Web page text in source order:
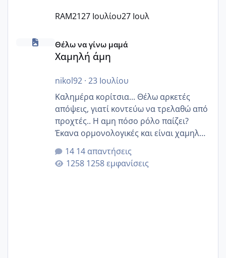
RAM2127 Ιουλίου27 Ιουλ
Χαμηλή άμη
Θέλω να γίνω μαμά
Χαμηλή άμη
nikol92· 23 Ιουλίου
Καλημέρα κορίτσια... Θέλω αρκετές
απόψεις, γιατί κοντεύω να τρελαθώ από
προχτές.. Η αμη πόσο ρόλο παίζει?
Έκανα ορμονολογικές και είναι χαμηλή
για την ηλικία μου.. Είχα ήδη μια
εγκυμοσύνη, που έπρεπε να τερματιστεί
στην 27η εβδομάδα και προσπαθώ 7
14 απαντήσεις
1258 εμφανίσεις